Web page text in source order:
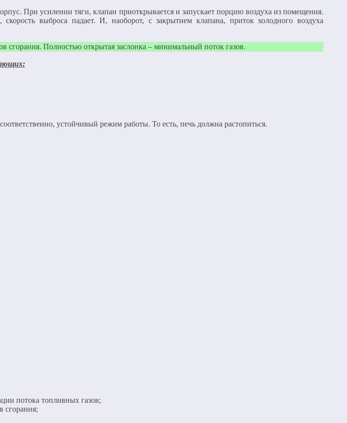
При усилении тяги, клапан приоткрывается и запускает порцию воздуха из помещения.
выброса падает. И, наоборот, с закрытием клапана, приток холодного воздуха
сгорания. Полностью открытая заслонка – минимальный поток газов.
устойчивый режим работы. То есть, печь должна растопиться.
потока топливных газов;
сгорания;